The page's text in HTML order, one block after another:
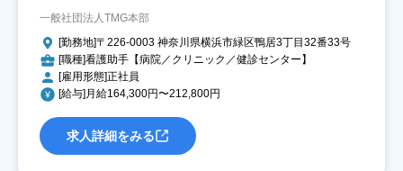
一般社団法人TMG本部
[勤務地]〒226-0003 神奈川県横浜市緑区鴨居3丁目32番33号
[職種]看護助手【病院／クリニック／健診センター】
[雇用形態]正社員
[給与]月給164,300円〜212,800円
求人詳細をみる